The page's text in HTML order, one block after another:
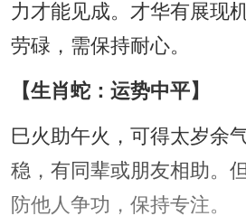
力才能见成。才华有展现
劳碌，需保持耐心。
【生肖蛇：运势中平】
巳火助午火，可得太岁余
稳，有同辈或朋友相助。
防他人争功，保持专注。